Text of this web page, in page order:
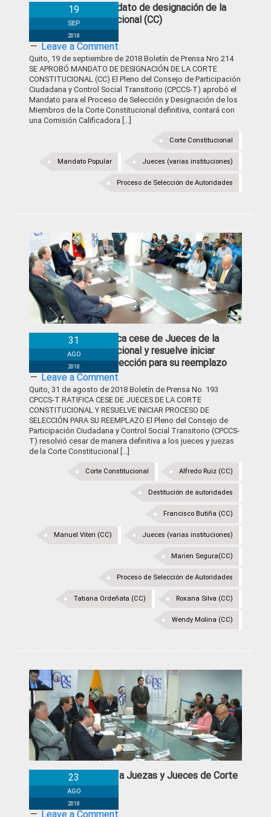
Se aprobó mandato de designación de la
Corte Constitucional (CC)
19
SEP
2018
Leave a Comment
Quito, 19 de septiembre de 2018 Boletín de Prensa Nro.214
SE APROBÓ MANDATO DE DESIGNACIÓN DE LA CORTE
CONSTITUCIONAL (CC) El Pleno del Consejo de Participación
Ciudadana y Control Social Transitorio (CPCCS-T) aprobó el
Mandato para el Proceso de Selección y Designación de los
Miembros de la Corte Constitucional definitiva, contará con
una Comisión Calificadora [...]
Corte Constitucional
Jueces (varias instituciones)
Mandato Popular
Proceso de Selección de Autoridades
CPCCS-T ratifica cese de Jueces de la
Corte Constitucional y resuelve iniciar
Proceso de Selección para su reemplazo
31
AGO
2018
Leave a Comment
Quito, 31 de agosto de 2018 Boletín de Prensa No. 193
CPCCS-T RATIFICA CESE DE JUECES DE LA CORTE
CONSTITUCIONAL Y RESUELVE INICIAR PROCESO DE
SELECCIÓN PARA SU REEMPLAZO El Pleno del Consejo de
Participación Ciudadana y Control Social Transitorio (CPCCS-
T) resolvió cesar de manera definitiva a los jueces y juezas
de la Corte Constitucional [...]
Alfredo Ruiz (CC)
Corte Constitucional
Destitución de autoridades
Francisco Butiña (CC)
Jueces (varias instituciones)
Manuel Viteri (CC)
Marien Segura(CC)
Proceso de Selección de Autoridades
Roxana Silva (CC)
Tatiana Ordeñata (CC)
Wendy Molina (CC)
CPCCS-T cesa a Juezas y Jueces de Corte
Constitucional
23
AGO
2018
Leave a Comment